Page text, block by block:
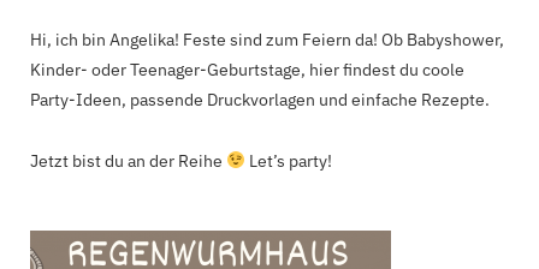
Hi, ich bin Angelika! Feste sind zum Feiern da! Ob Babyshower,
Kinder- oder Teenager-Geburtstage, hier findest du coole
Party-Ideen, passende Druckvorlagen und einfache Rezepte.
Jetzt bist du an der Reihe Let’s party!